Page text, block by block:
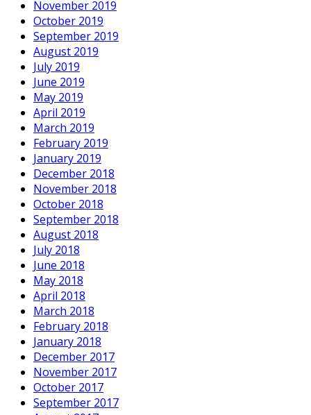
November 2019
October 2019
September 2019
August 2019
July 2019
June 2019
May 2019
April 2019
March 2019
February 2019
January 2019
December 2018
November 2018
October 2018
September 2018
August 2018
July 2018
June 2018
May 2018
April 2018
March 2018
February 2018
January 2018
December 2017
November 2017
October 2017
September 2017